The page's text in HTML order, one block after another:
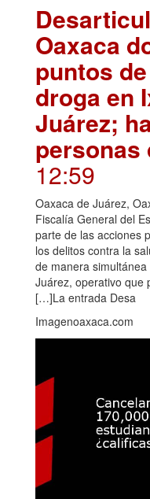
Oaxaca
puntos
droga en
Juárez;
personas
12:59
Oaxaca de Juárez,
Fiscalía General del
parte de las acciones
los delitos contra la
de manera
Juárez, operativo que
[…]La entrada Desa
Imagenoaxaca.com